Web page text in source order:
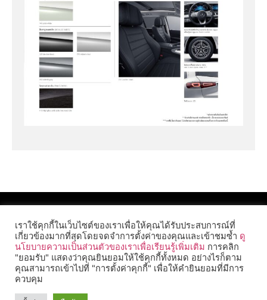
เราใช้คุกกี้ในเว็บไซต์ของเราเพื่อให้คุณได้รับประสบการณ์ที่
เกี่ยวข้องมากที่สุดโดยจดจำการตั้งค่าของคุณและเข้าชมซ้ำ ดู
นโยบายความเป็นส่วนตัวของเราเพื่อเรียนรู้เพิ่มเติม การคลิก
"ยอมรับ" แสดงว่าคุณยินยอมให้ใช้คุกกี้ทั้งหมด อย่างไรก็ตาม
คุณสามารถเข้าไปที่ "การตั้งค่าคุกกี้" เพื่อให้คำยินยอมที่มีการ
ควบคุม